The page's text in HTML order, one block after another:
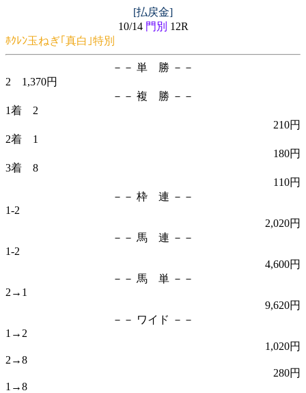
[払戻金]
10/14 門別 12R
ﾎｸﾚﾝ玉ねぎ｢真白｣特別
－－ 単 勝 －－
2 1,370円
－－ 複 勝 －－
1着 2
210円
2着 1
180円
3着 8
110円
－－ 枠 連 －－
1-2
2,020円
－－ 馬 連 －－
1-2
4,600円
－－ 馬 単 －－
2→1
9,620円
－－ ワイド －－
1→2
1,020円
2→8
280円
1→8